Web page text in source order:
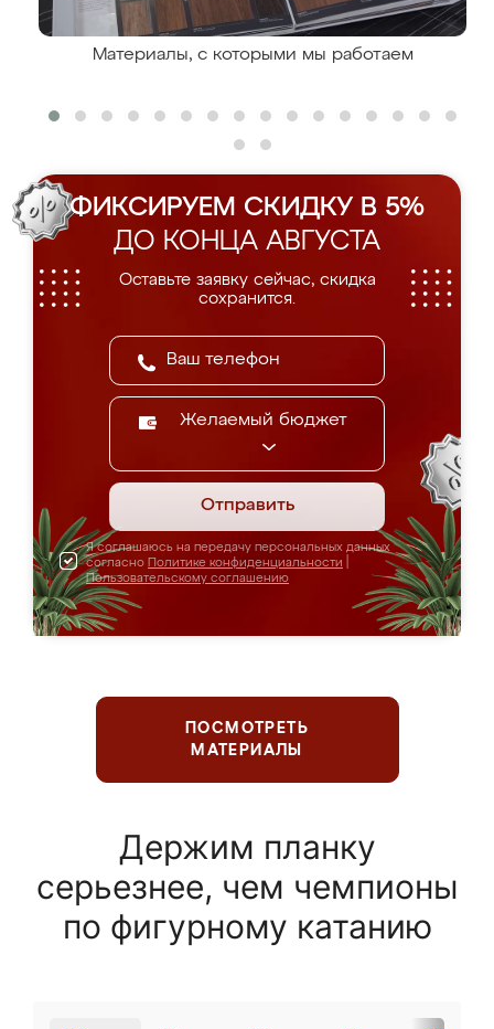
Материалы, с которыми мы работаем
ФИКСИРУЕМ СКИДКУ В 5%
ДО КОНЦА АВГУСТА
Оставьте заявку сейчас, скидка
сохранится.
Желаемый бюджет
Отправить
Я соглашаюсь на передачу персональных данных
согласно Политике конфиденциальности
Пользовательскому соглашению
ПОСМОТРЕТЬ
МАТЕРИАЛЫ
Держим планку
серьезнее, чем чемпионы
по фигурному катанию